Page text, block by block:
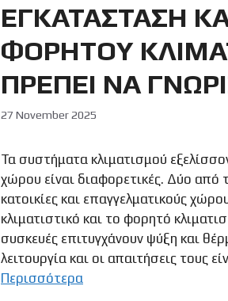
ΕΓΚΑΤΑΣΤΑΣΗ
ΦΟΡΗΤΟΥ
ΠΡΕΠΕΙ ΝΑ
27 November 2025
Τα συστήματα κλιματισμού
χώρου είναι διαφορετικές. Δύο από
κατοικίες και επαγγελματικούς
κλιματιστικό και το φορητό
συσκευές επιτυγχάνουν ψύξη και
λειτουργία και οι απαιτήσεις τους
Περισσότερα